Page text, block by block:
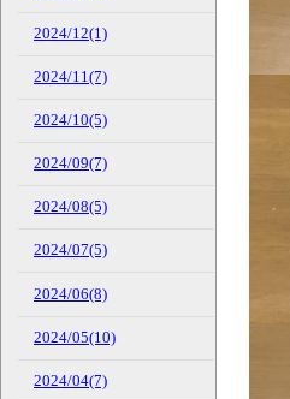
2024/12(1)
2024/11(7)
2024/10(5)
2024/09(7)
2024/08(5)
2024/07(5)
2024/06(8)
2024/05(10)
2024/04(7)